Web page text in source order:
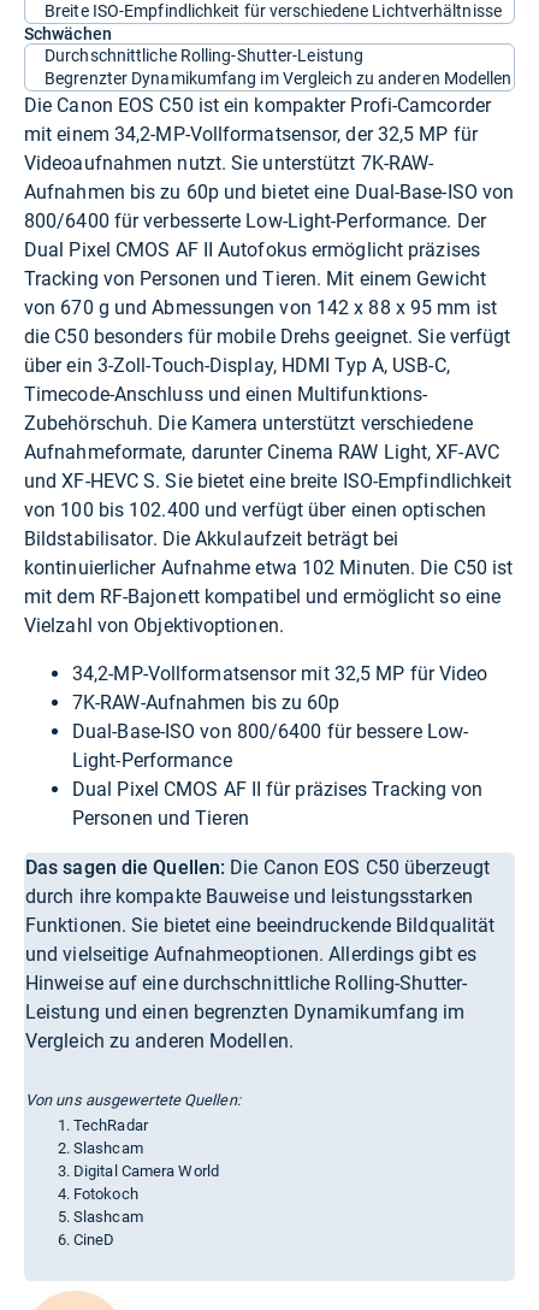
Breite ISO-Empfindlichkeit für verschiedene Lichtverhältnisse
Schwächen
Durchschnittliche Rolling-Shutter-Leistung
Begrenzter Dynamikumfang im Vergleich zu anderen Modellen
Die Canon EOS C50 ist ein kompakter Profi-Camcorder
mit einem 34,2-MP-Vollformatsensor, der 32,5 MP für
Videoaufnahmen nutzt. Sie unterstützt 7K-RAW-
Aufnahmen bis zu 60p und bietet eine Dual-Base-ISO von
800/6400 für verbesserte Low-Light-Performance. Der
Dual Pixel CMOS AF II Autofokus ermöglicht präzises
Tracking von Personen und Tieren. Mit einem Gewicht
von 670 g und Abmessungen von 142 x 88 x 95 mm ist
die C50 besonders für mobile Drehs geeignet. Sie verfügt
über ein 3-Zoll-Touch-Display, HDMI Typ A, USB-C,
Timecode-Anschluss und einen Multifunktions-
Zubehörschuh. Die Kamera unterstützt verschiedene
Aufnahmeformate, darunter Cinema RAW Light, XF-AVC
und XF-HEVC S. Sie bietet eine breite ISO-Empfindlichkeit
von 100 bis 102.400 und verfügt über einen optischen
Bildstabilisator. Die Akkulaufzeit beträgt bei
kontinuierlicher Aufnahme etwa 102 Minuten. Die C50 ist
mit dem RF-Bajonett kompatibel und ermöglicht so eine
Vielzahl von Objektivoptionen.
34,2-MP-Vollformatsensor mit 32,5 MP für Video
7K-RAW-Aufnahmen bis zu 60p
Dual-Base-ISO von 800/6400 für bessere Low-
Light-Performance
Dual Pixel CMOS AF II für präzises Tracking von
Personen und Tieren
Das sagen die Quellen: Die Canon EOS C50 überzeugt
durch ihre kompakte Bauweise und leistungsstarken
Funktionen. Sie bietet eine beeindruckende Bildqualität
und vielseitige Aufnahmeoptionen. Allerdings gibt es
Hinweise auf eine durchschnittliche Rolling-Shutter-
Leistung und einen begrenzten Dynamikumfang im
Vergleich zu anderen Modellen.
Von uns ausgewertete Quellen:
TechRadar
Slashcam
Digital Camera World
Fotokoch
Slashcam
CineD